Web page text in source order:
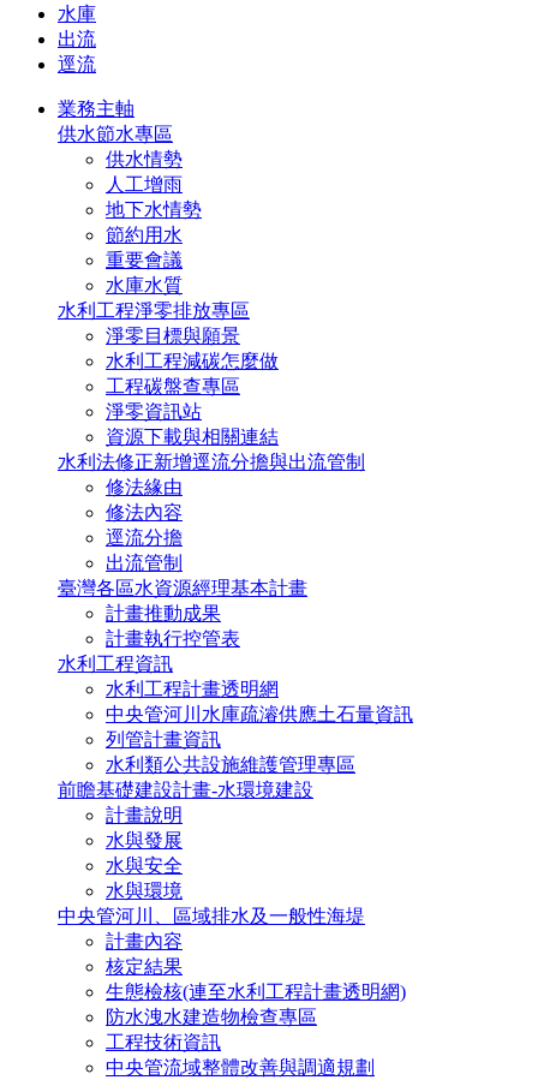
水庫
出流
逕流
業務主軸
供水節水專區
供水情勢
人工增雨
地下水情勢
節約用水
重要會議
水庫水質
水利工程淨零排放專區
淨零目標與願景
水利工程減碳怎麼做
工程碳盤查專區
淨零資訊站
資源下載與相關連結
水利法修正新增逕流分擔與出流管制
修法緣由
修法內容
逕流分擔
出流管制
臺灣各區水資源經理基本計畫
計畫推動成果
計畫執行控管表
水利工程資訊
水利工程計畫透明網
中央管河川水庫疏濬供應土石量資訊
列管計畫資訊
水利類公共設施維護管理專區
前瞻基礎建設計畫-水環境建設
計畫說明
水與發展
水與安全
水與環境
中央管河川、區域排水及一般性海堤
計畫內容
核定結果
生態檢核(連至水利工程計畫透明網)
防水洩水建造物檢查專區
工程技術資訊
中央管流域整體改善與調適規劃